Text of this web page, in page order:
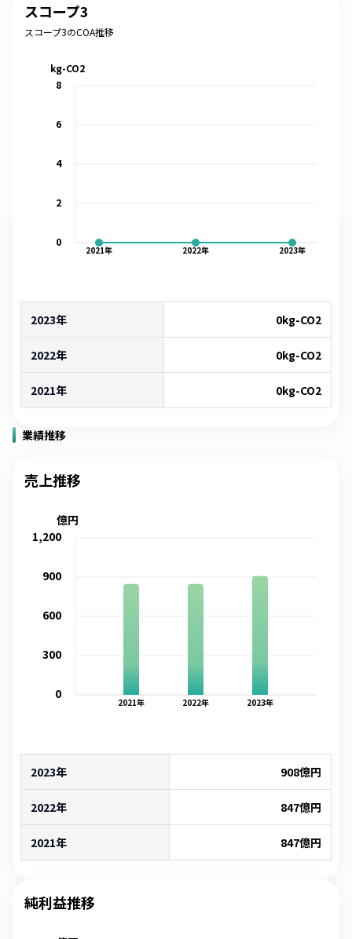
スコープ3
スコープ3のCOA推移
2021年 2022年 2023年
0
2
4
6
8
kg-CO2
2023年 0kg-CO2
2022年 0kg-CO2
2021年 0kg-CO2
業績推移
売上推移
2021年 2022年 2023年
0
300
600
900
1,200
億円
2023年 908億円
2022年 847億円
2021年 847億円
純利益推移